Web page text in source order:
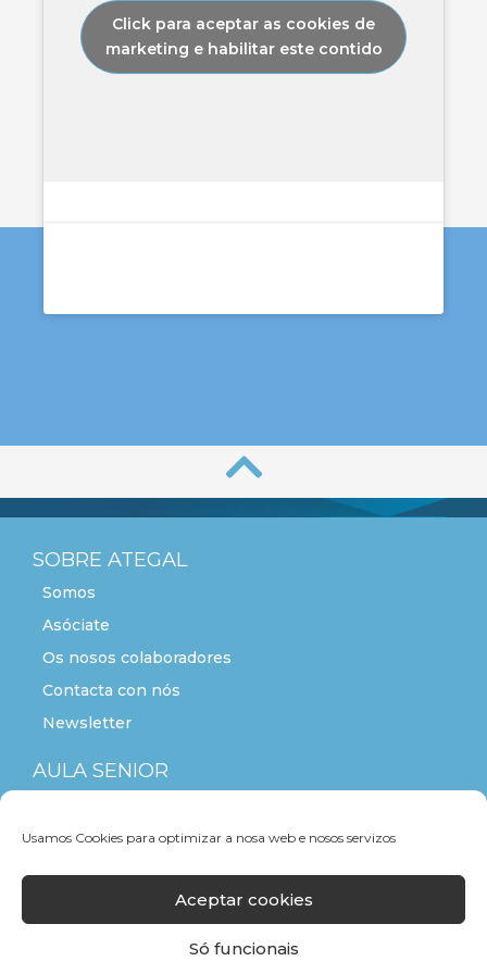
Usamos Cookies para optimizar a nosa web e nosos servizos
Aceptar cookies
Só funcionais
Click para aceptar as cookies de
marketing e habilitar este contido
SOBRE ATEGAL
Somos
Asóciate
Os nosos colaboradores
Contacta con nós
Newsletter
AULA SENIOR